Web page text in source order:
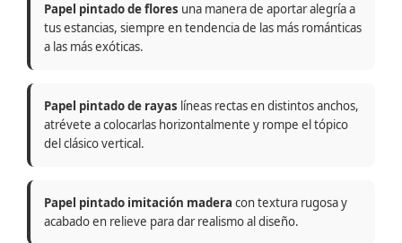
Papel pintado de flores una manera de aportar alegría a
tus estancias, siempre en tendencia de las más románticas
a las más exóticas.
Papel pintado de rayas líneas rectas en distintos anchos,
atrévete a colocarlas horizontalmente y rompe el tópico
del clásico vertical.
Papel pintado imitación madera con textura rugosa y
acabado en relieve para dar realismo al diseño.